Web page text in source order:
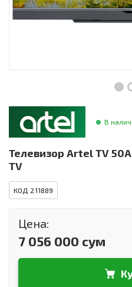
Инструменты и техника
Сантехника В
Телевизор Artel TV
TV
КОД 211889
Цена:
7 056 000 сум